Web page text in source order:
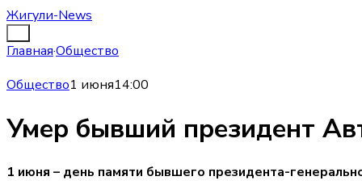
Жигули-News
Главная·Общество
Общество1 июня14:00
Умер бывший президент
1 июня – день памяти бывшего президента-